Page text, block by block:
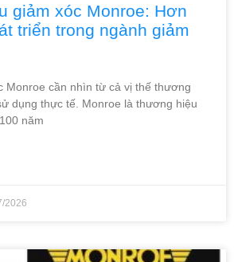
giảm xóc Monroe: Hơn
triển trong ngành giảm
Monroe cần nhìn từ cả vị thế thương
dụng thực tế. Monroe là thương hiệu
năm
2026